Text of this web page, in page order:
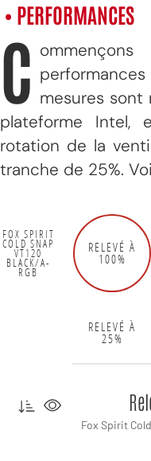
• PERFORMANCES
C mesures sont
plateforme Intel,
rotation de la
tranche de 25%.